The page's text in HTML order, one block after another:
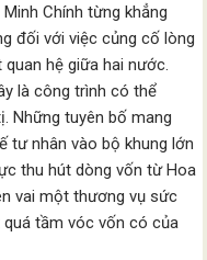
Chính từng khẳng
đối với việc củng cố lòng
hệ giữa hai nước.
là công trình có thể
Những tuyên bố mang
tư nhân vào bộ khung lớn
thu hút dòng vốn từ Hoa
vai một thương vụ sức
tầm vóc vốn có của